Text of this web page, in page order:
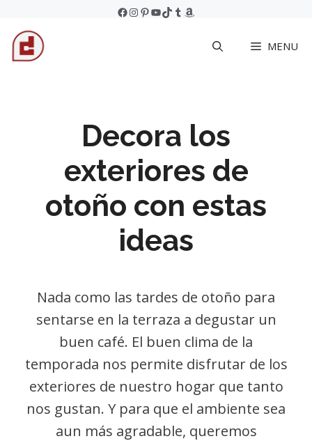
content
Facebook
Instagram
Pinterest
YouTube
TikTok
Tumblr
Amazon
MENU
Decora los
exteriores de
otoño con estas
ideas
Nada como las tardes de otoño para
sentarse en la terraza a degustar un
buen café. El buen clima de la
temporada nos permite disfrutar de los
exteriores de nuestro hogar que tanto
nos gustan. Y para que el ambiente sea
aun más agradable, queremos